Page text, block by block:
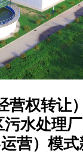
营权转让
水处理
营）模